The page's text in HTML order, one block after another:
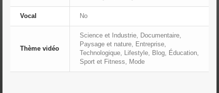
Vocal No
Thème vidéo
Science et Industrie, Documentaire,
Paysage et nature, Entreprise,
Technologique, Lifestyle, Blog, Éducation,
Sport et Fitness, Mode